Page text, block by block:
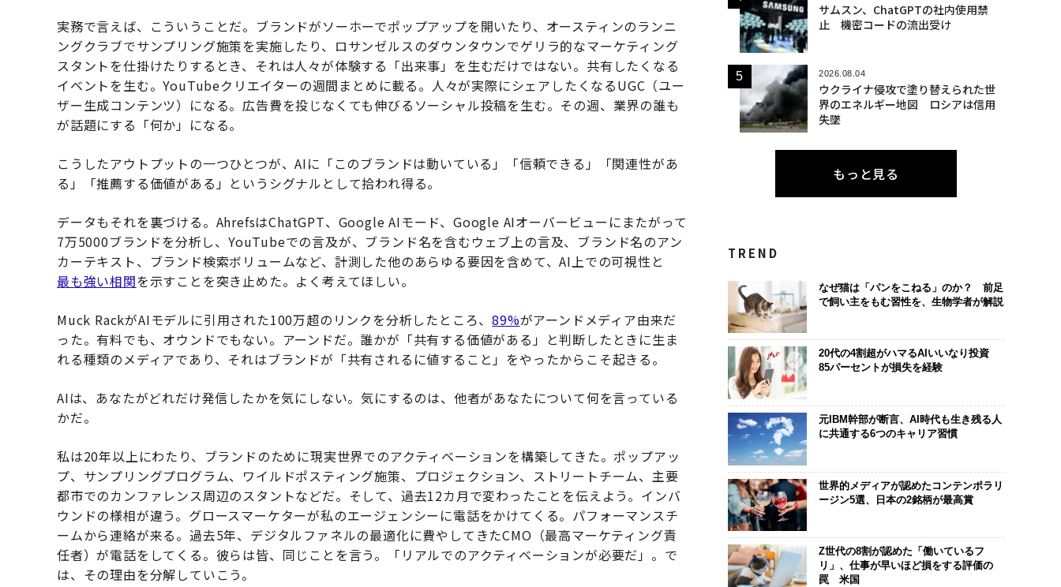
実務で言えば、こういうことだ。ブランドがソーホーでポップアップを開いたり、オースティンのランニ
ングクラブでサンプリング施策を実施したり、ロサンゼルスのダウンタウンでゲリラ的なマーケティング
スタントを仕掛けたりするとき、それは人々が体験する「出来事」を生むだけではない。共有したくなる
イベントを生む。YouTubeクリエイターの週間まとめに載る。人々が実際にシェアしたくなるUGC（ユー
ザー生成コンテンツ）になる。広告費を投じなくても伸びるソーシャル投稿を生む。その週、業界の誰も
が話題にする「何か」になる。
こうしたアウトプットの一つひとつが、AIに「このブランドは動いている」「信頼できる」「関連性があ
る」「推薦する価値がある」というシグナルとして拾われ得る。
データもそれを裏づける。AhrefsはChatGPT、Google AIモード、Google AIオーバービューにまたがって
7万5000ブランドを分析し、YouTubeでの言及が、ブランド名を含むウェブ上の言及、ブランド名のアン
カーテキスト、ブランド検索ボリュームなど、計測した他のあらゆる要因を含めて、AI上での可視性と
最も強い相関を示すことを突き止めた。よく考えてほしい。
Muck RackがAIモデルに引用された100万超のリンクを分析したところ、89%がアーンドメディア由来だ
った。有料でも、オウンドでもない。アーンドだ。誰かが「共有する価値がある」と判断したときに生ま
れる種類のメディアであり、それはブランドが「共有されるに値すること」をやったからこそ起きる。
AIは、あなたがどれだけ発信したかを気にしない。気にするのは、他者があなたについて何を言っている
かだ。
私は20年以上にわたり、ブランドのために現実世界でのアクティベーションを構築してきた。ポップアッ
プ、サンプリングプログラム、ワイルドポスティング施策、プロジェクション、ストリートチーム、主要
都市でのカンファレンス周辺のスタントなどだ。そして、過去12カ月で変わったことを伝えよう。インバ
ウンドの様相が違う。グロースマーケターが私のエージェンシーに電話をかけてくる。パフォーマンスチ
ームから連絡が来る。過去5年、デジタルファネルの最適化に費やしてきたCMO（最高マーケティング責
任者）が電話をしてくる。彼らは皆、同じことを言う。「リアルでのアクティベーションが必要だ」。で
は、その理由を分解していこう。
サムスン、ChatGPTの社内使用禁
止 機密コードの流出受け
2026.08.04
ウクライナ侵攻で塗り替えられた世
界のエネルギー地図 ロシアは信用
失墜
もっと見る
TREND
なぜ猫は「パンをこねる」のか？ 前足
で飼い主をもむ習性を、生物学者が解説
20代の4割超がハマるAIいいなり投資
85パーセントが損失を経験
元IBM幹部が断言、AI時代も生き残る人
に共通する6つのキャリア習慣
世界的メディアが認めたコンテンポラリ
ージン5選、日本の2銘柄が最高賞
Z世代の8割が認めた「働いているフ
リ」、仕事が早いほど損をする評価の
罠 米国